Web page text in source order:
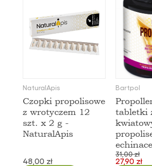
NaturalApis
Czopki propolisowe
z wrotyczem 12
szt. x 2 g -
NaturalApis
48,00 zł
Bartpol
tabletki
31,00 zł
27,90 zł